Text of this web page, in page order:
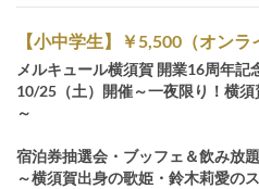
【小中学生】￥5,500（オンラ
メルキュール横須賀 開業16周年記
10/25（土）開催～一夜限り！横
～
宿泊券抽選会・ブッフェ＆飲み放
～横須賀出身の歌姫・鈴木莉愛の